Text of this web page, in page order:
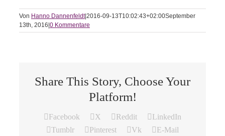
Von Hanno Dannenfeldt|2016-09-13T10:02:43+02:00September
13th, 2016 0 Kommentare
Share This Story, Choose Your
Platform!
Facebook X Reddit
LinkedIn
Tumblr
Pinterest Vk E-Mail